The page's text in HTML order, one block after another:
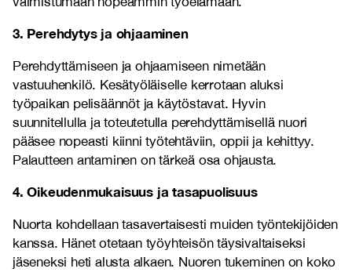
3. Perehdytys ja ohjaaminen
Perehdyttämiseen ja ohjaamiseen nimetään
vastuuhenkilö. Kesätyöläiselle kerrotaan aluksi
työpaikan pelisäännöt ja käytöstavat. Hyvin
suunnitellulla ja toteutetulla perehdyttämisellä nuori
pääsee nopeasti kiinni työtehtäviin, oppii ja kehittyy.
Palautteen antaminen on tärkeä osa ohjausta.
4. Oikeudenmukaisuus ja tasapuolisuus
Nuorta kohdellaan tasavertaisesti muiden työntekijöiden
kanssa. Hänet otetaan työyhteisön täysivaltaiseksi
jäseneksi heti alusta alkaen. Nuoren tukeminen on koko